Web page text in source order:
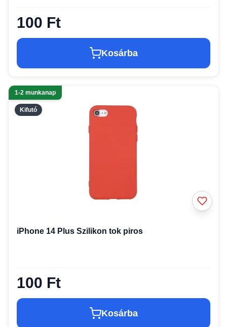
100 Ft
Kosárba
Kifutó
1-2 munkanap
iPhone 14 Plus Szilikon tok piros
100 Ft
Kosárba